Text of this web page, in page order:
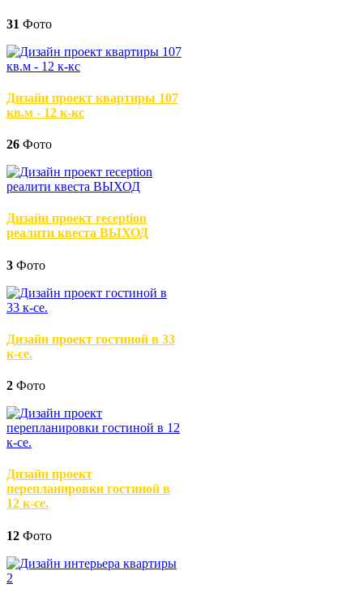
31 Фото
Дизайн проект квартиры 107
кв.м - 12 к-кс
26 Фото
Дизайн проект reception
реалити квеста ВЫХОД
3 Фото
Дизайн проект гостиной в 33
к-се.
2 Фото
Дизайн проект
перепланировки гостиной в
12 к-се.
12 Фото